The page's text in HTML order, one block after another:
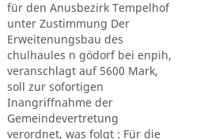
für den Anusbezirk Tempelhof
unter Zustimmung Der
Erweitenungsbau des
chulhaules n gödorf bei enpih,
veranschlagt auf 5600 Mark,
soll zur sofortigen
Inangriffnahme der
Gemeindevertretung
verordnet, was folgt : Für die